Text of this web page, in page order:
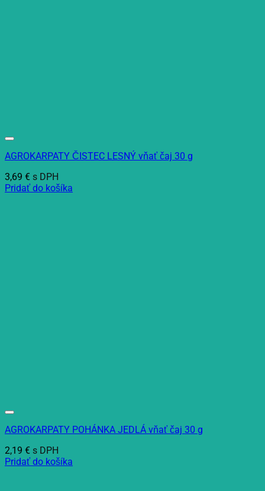
AGROKARPATY ČISTEC LESNÝ vňať čaj 30 g
3,69 € s DPH
Pridať do košíka
AGROKARPATY POHÁNKA JEDLÁ vňať čaj 30 g
2,19 € s DPH
Pridať do košíka